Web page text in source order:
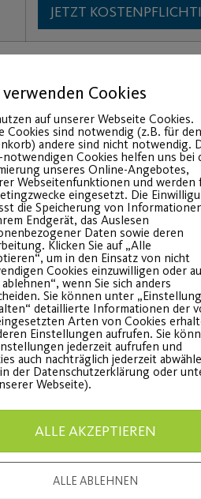
Generalausrüster
Cookies
auf unserer Webseite Cookies.
Cookies sind notwendig (z.B. für den
andere sind nicht notwendig.
notwendigen Cookies helfen uns bei
unseres Online-Angebotes,
Webseitenfunktionen und werden
eingesetzt. Die
die Speicherung von
Endgerät, das Auslesen
Daten sowie deren
Klicken Sie auf „Alle
um in den Einsatz von nicht
Cookies einzuwilligen oder
wenn Sie sich anders
Sie können unter
detaillierte Informationen der
Arten von Cookies
Einstellungen aufrufen. Sie
jederzeit aufrufen und
auch nachträglich jederzeit
der Datenschutzerklärung oder
Webseite).
ALLE AKZEPTIEREN
ALLE ABLEHNEN